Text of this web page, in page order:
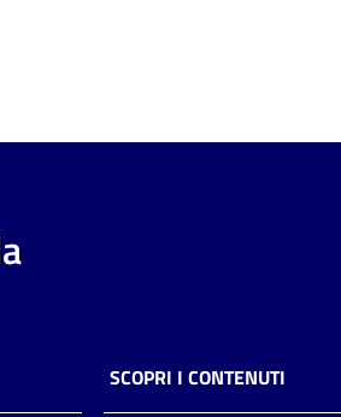
SCOPRI I CONTENUTI